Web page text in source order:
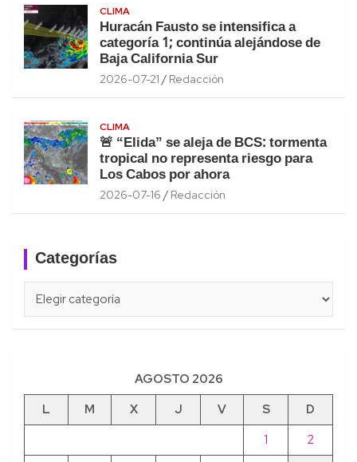
CLIMA
Huracán Fausto se intensifica a
categoría 1; continúa alejándose de
Baja California Sur
2026-07-21 Redacción
CLIMA
🚨 “Elida” se aleja de BCS: tormenta
tropical no representa riesgo para
Los Cabos por ahora
2026-07-16 Redacción
Categorías
AGOSTO 2026
L
M X J V S
D
1
2